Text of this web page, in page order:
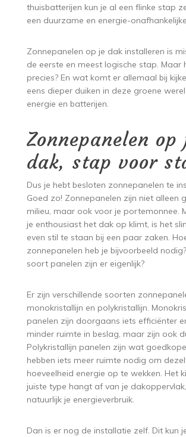
thuisbatterijen kun je al een flinke stap
een duurzame en energie-
Zonnepanelen op je dak installeren is
de eerste en meest logische stap. Maar
precies? En wat komt er allemaal bij
eens dieper duiken in deze groene
energie en batterijen.
Zonnepanelen op
dak, stap voor
Dus je hebt besloten zonnepanelen te
Goed zo! Zonnepanelen zijn niet alleen
milieu, maar ook voor je portemonnee.
je enthousiast het dak op klimt, is het
even stil te staan bij een paar zaken.
zonnepanelen heb je bijvoorbeeld
soort panelen zijn er eigenlijk?
Er zijn verschillende soorten
monokristallijn en polykristallijn.
panelen zijn doorgaans iets efficiënter
minder ruimte in beslag, maar zijn ook
Polykristallijn panelen zijn wat
hebben iets meer ruimte nodig om
hoeveelheid energie op te wekken. Het
juiste type hangt af van je
natuurlijk je energieverbruik.
Dan is er nog de installatie zelf. Dit kun